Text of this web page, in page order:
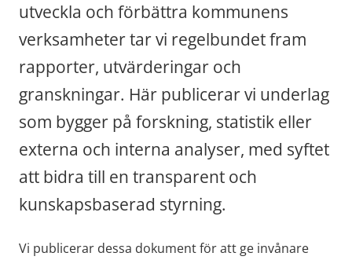
utveckla och förbättra kommunens
verksamheter tar vi regelbundet fram
rapporter, utvärderingar och
granskningar. Här publicerar vi underlag
som bygger på forskning, statistik eller
externa och interna analyser, med syftet
att bidra till en transparent och
kunskapsbaserad styrning.
Vi publicerar dessa dokument för att ge invånare